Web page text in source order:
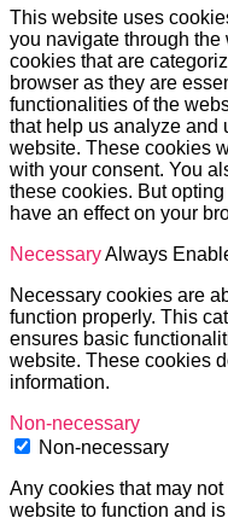
This website uses
you navigate through the
cookies that are
browser as they are
functionalities of the
that help us analyze and
website. These cookies
with your consent. You
these cookies. But
have an effect on your
NecessaryAlways
Necessary cookies are
function properly. This
ensures basic
website. These cookies
information.
Non-necessary
Non-necessary
Any cookies that may
website to function and